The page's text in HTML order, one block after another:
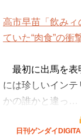
高市早苗「飲み
ていた“肉食”の衝
最初に出馬を表
には珍しいイン
かの誰かと違っ…
日刊ゲンダイ